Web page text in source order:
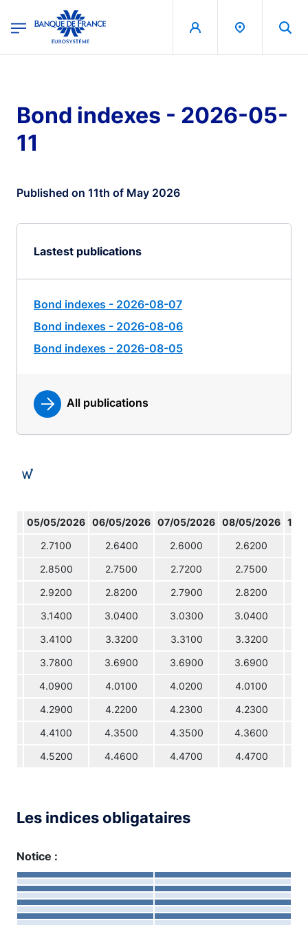
Banque de France - Menu Principal
Bond indexes - 2026-05-
11
Published on 11th of May 2026
Lastest publications
Bond indexes - 2026-08-07
Bond indexes - 2026-08-06
Bond indexes - 2026-08-05
All publications
05/05/2026 06/05/2026 07/05/2026 08/05/2026 11/
2.7100 2.6400 2.6000 2.6200
2.8500 2.7500 2.7200 2.7500
2.9200 2.8200 2.7900 2.8200
3.1400 3.0400 3.0300 3.0400
3.4100 3.3200 3.3100 3.3200
3.7800 3.6900 3.6900 3.6900
4.0900 4.0100 4.0200 4.0100
4.2900 4.2200 4.2300 4.2300
4.4100 4.3500 4.3500 4.3600
4.5200 4.4600 4.4700 4.4700
Les indices obligataires
Notice :